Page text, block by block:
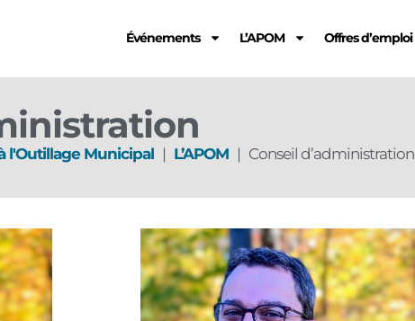
Événements L’APOM Offres d’emploi
l'Outillage Municipal | L’APOM | Conseil d’administration